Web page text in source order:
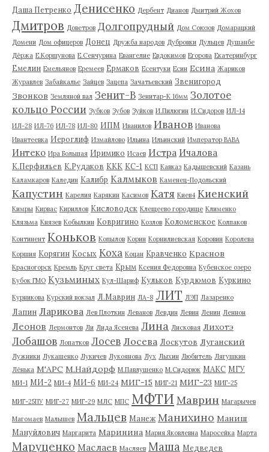
Даша Петренко Денисенко Дербент Дианов Дмитрий Жохов
Дмитров Доветров Долгопрудный Дом Союзов Домарацкий
Домени Дом офицеров Донец Дружба народов Дубровки Дульцев Душанбе
Дёржа Е.Коршунова Е.Сенчурина Евангелие Евдокимов Егорова Екатеринбург
Емелин Емельянов Еремеев Ермаков Есентуки Есин Есина Жариков
Журавлев Забайкалье Зайцев Зацепа Зачатьевский Звенигород
Звонков Земляной вал Зенит-В Зенитар-К 16мм Золотое
кольцо России Зубков Зубов Зуйков И.Пилюгин И.Сидоров ИЛ-14
ИЛ-28 ИЛ-76 ИЛ-78 ИЛ-80 ИПМ Иванилов Иванов Иванова
Ивантеевка Иероглиф Измайлово Ильина Ильинский Император ВАВА
Интеко Ира Большая Иримико Исаев Истра Ичалова
К.Перфильев К.Рудаков ККК КС-1 КСП Кавказ Кадышевский Казань
Каламкаров Каледин Калибр Калмыков Каменец-Подольский
Капустин Карелия Карякин Касимов Катя Киев4 Киенский
Кимры Кирвас Кириллов Кисловодск Клещеево городище Клименко
Клязьма Князев Кобылкин Ковригино Козлов Коломенское Колпаков
Континент Коньков Копылов Корин Корнилиевская Коровин Королева
Коршия Корягин Косых Коха Коцан Кравченко Краснов
Красногорск Кремль Круг света Крым Ксения Федоровна Кубенское озеро
Кубок ГМО Кузьминых Кул-Шариф Кульков Курдюмов Куркино
Курникова Курский вокзал Л.Маврин ЛА-8 ЛИТ ЛЭП Лазаренко
Лапин Ларикова Лев Плоткин Леванов Левдин Левин Ленин Леннон
Леонов Лермонтов Ли Лида Ясенева Лина Лисковая Лихотэ
Лобашов Лопатков Лосев Лосева Лоскутов Луганский
Лужники Лукашенко Лукичев Лукоянова Лух Лыхин Любитель Лягушкин
Лёнька М'АРС М.Найдорф М.Павлушенко М.Сидорюк МАКС МГУ
МИ-1 МИ-2 МИ-4 МИ-6 МИ-24 МИГ-15 МИГ-21 МИГ-23 МИГ-25
МИГ-25ПУ МИГ-27 МИГ-29 МЛС МПС МФТИ Маврин Магарычев
Магомаев Малышев Мальцев Манеж Манихино Маниш
Мануйлович Маргарита Маринина Мария Яковлевна Маросейка Марта
Маруценко Маслаев Масляев Маша Медведев